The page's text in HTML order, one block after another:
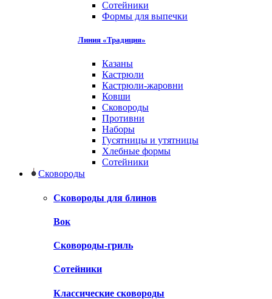
Сотейники
Формы для выпечки
Линия «Традиция»
Казаны
Кастрюли
Кастрюли-жаровни
Ковши
Сковороды
Противни
Наборы
Гусятницы и утятницы
Хлебные формы
Сотейники
Сковороды
Сковороды для блинов
Вок
Сковороды-гриль
Сотейники
Классические сковороды